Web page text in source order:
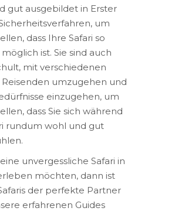
gut ausgebildet in Erster
um
dass Ihre Safari so
ist. Sie sind auch
mit verschiedenen
umzugehen und
einzugehen, um
dass Sie sich während
rundum wohl und gut
unvergessliche Safari in
möchten, dann ist
der perfekte Partner
erfahrenen Guides